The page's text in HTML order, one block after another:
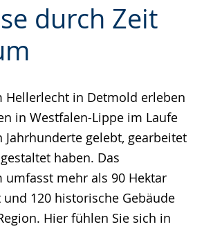
durch Zeit
Hellerlecht in Detmold erleben
in Westfalen-Lippe im Laufe
Jahrhunderte gelebt, gearbeitet
haben. Das
umfasst mehr als 90 Hektar
120 historische Gebäude
Hier fühlen Sie sich in